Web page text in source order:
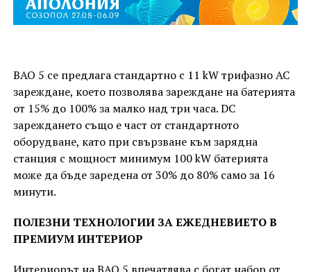
BAO 5 се предлага стандартно с 11 kW трифазно AC
зареждане, което позволява зареждане на батерията
от 15% до 100% за малко над три часа. DC
зареждането също е част от стандартното
оборудване, като при свързване към зарядна
станция с мощност минимум 100 kW батерията
може да бъде заредена от 30% до 80% само за 16
минути.
ПОЛЕЗНИ ТЕХНОЛОГИИ ЗА ЕЖЕДНЕВИЕТО В
ПРЕМИУМ ИНТЕРИОР